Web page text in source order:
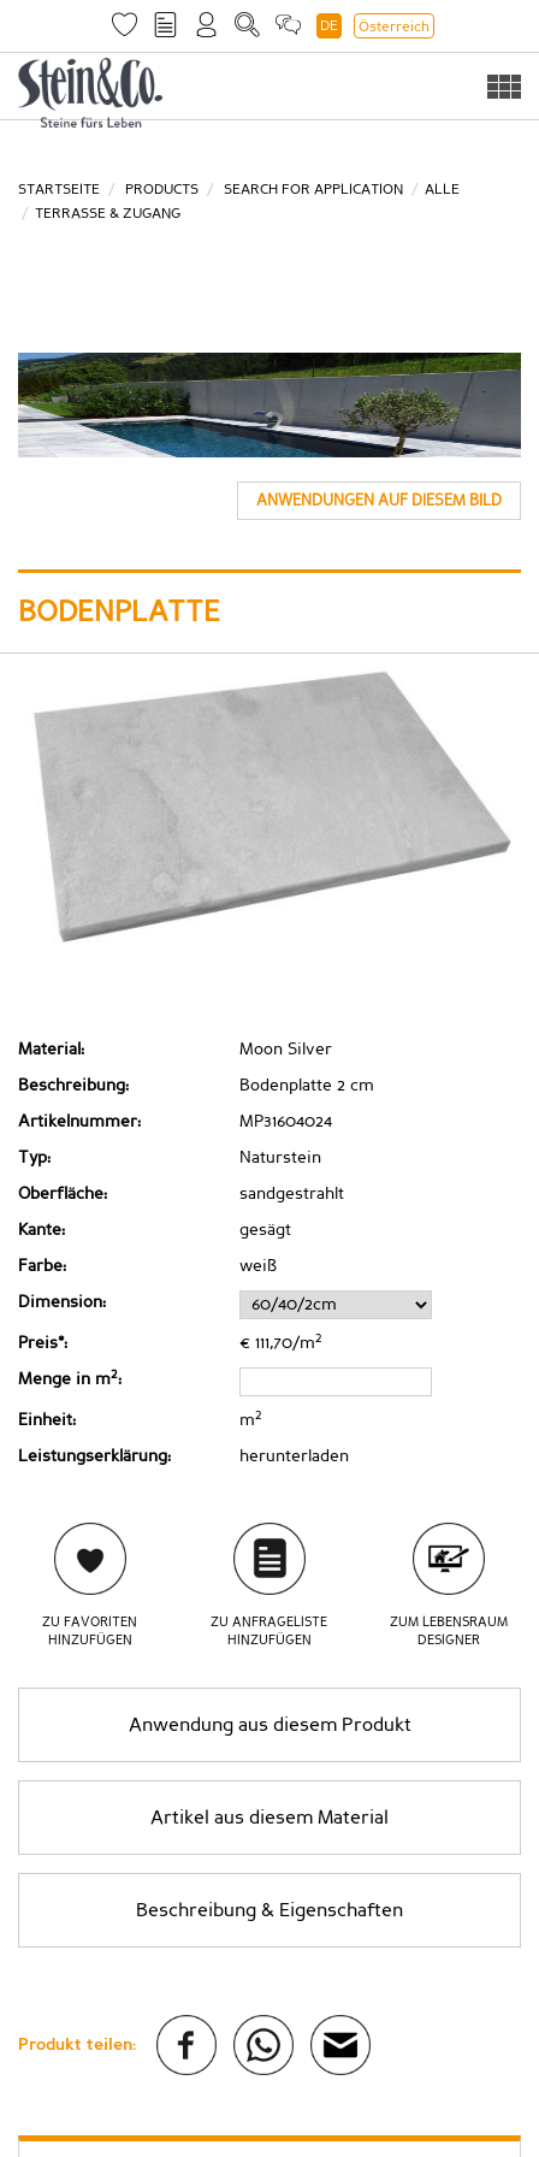
DE Österreich
STARTSEITE PRODUCTS SEARCH FOR APPLICATION
ALLE
TERRASSE & ZUGANG
ANWENDUNGEN AUF DIESEM BILD
BODENPLATTE
Material: Moon Silver
Beschreibung: Bodenplatte 2 cm
Artikelnummer: MP31604024
Typ: Naturstein
Oberfläche: sandgestrahlt
Kante: gesägt
Farbe: weiß
Dimension:
Preis*: € 111,70/m2
Menge in m2:
Einheit: m2
Leistungserklärung: herunterladen
ZU FAVORITEN
HINZUFÜGEN
ZU ANFRAGELISTE
HINZUFÜGEN
ZUM LEBENSRAUM
DESIGNER
Anwendung aus diesem Produkt
Artikel aus diesem Material
Beschreibung & Eigenschaften
Produkt teilen: